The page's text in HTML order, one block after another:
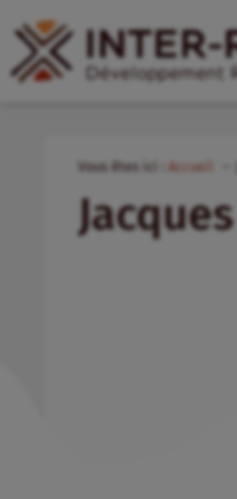
Vous êtes ici : Accueil